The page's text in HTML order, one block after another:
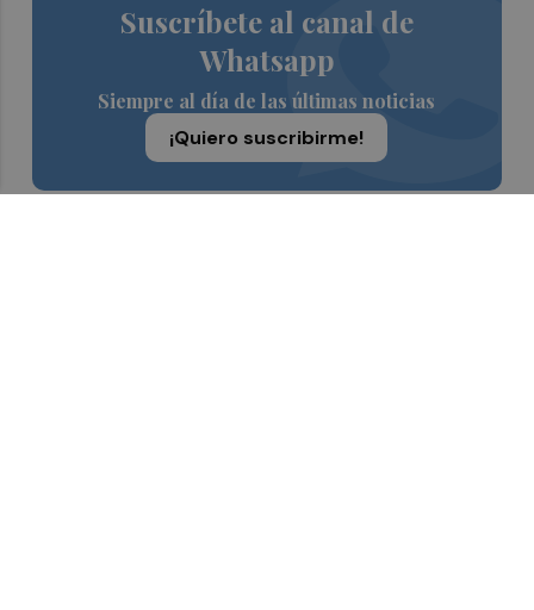
Suscríbete al canal de
Whatsapp
Siempre al día de las últimas noticias
¡Quiero suscribirme!